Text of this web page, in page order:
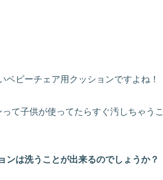
ベビーチェア用クッションですよね！
て子供が使ってたらすぐ汚しちゃう
は洗うことが出来るのでしょうか？